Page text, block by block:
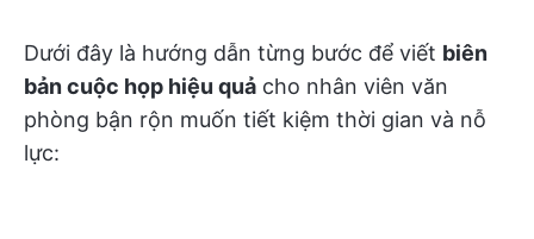
Dưới đây là hướng dẫn từng bước để viết biên
bản cuộc họp hiệu quả cho nhân viên văn
phòng bận rộn muốn tiết kiệm thời gian và nỗ
lực: